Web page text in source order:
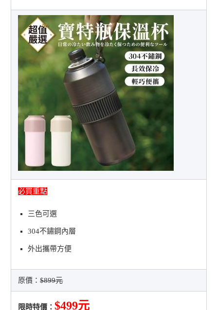
必買重點
三色可選
304不鏽鋼內層
外出攜帶方便
原價：$899元
限時特價：$499元